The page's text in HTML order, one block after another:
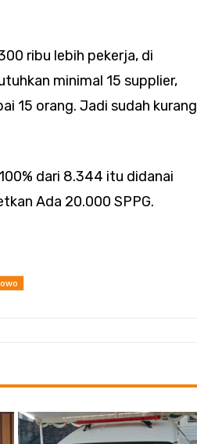
ribu lebih pekerja, di
minimal 15 supplier,
15 orang. Jadi sudah kurang
dari 8.344 itu didanai
Ada 20.000 SPPG.